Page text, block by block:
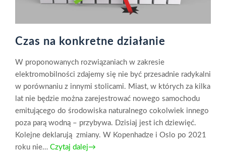
Czas na konkretne działanie
W proponowanych rozwiązaniach w zakresie
elektromobilności zdajemy się nie być przesadnie radykalni
w porównaniu z innymi stolicami. Miast, w których za kilka
lat nie będzie można zarejestrować nowego samochodu
emitującego do środowiska naturalnego cokolwiek innego
poza parą wodną – przybywa. Dzisiaj jest ich dziewięć.
Kolejne deklarują zmiany. W Kopenhadze i Oslo po 2021
roku nie… Czytaj dalej→